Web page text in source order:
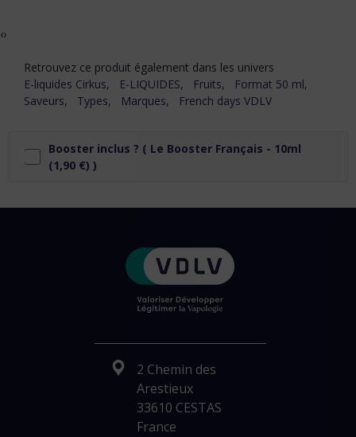
‹›
Retrouvez ce produit également dans les univers
E-liquides Cirkus,
E-LIQUIDES, Fruits,
Format 50 ml,
Saveurs,
Types, Marques, French days VDLV
Booster inclus ? ( Le Booster Français - 10ml
(1,90 €) )
2 Chemin des
Arestieux
33610 CESTAS
France